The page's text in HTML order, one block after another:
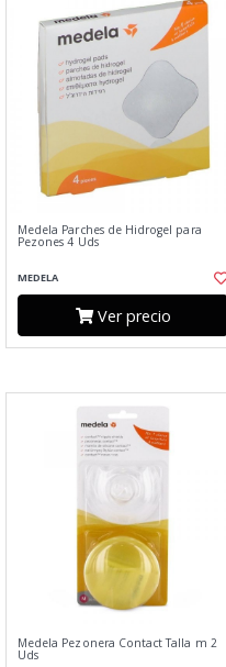
Medela Parches de Hidrogel para
Pezones 4 Uds
MEDELA
Ver precio
Medela Pezonera Contact Talla m 2
Uds